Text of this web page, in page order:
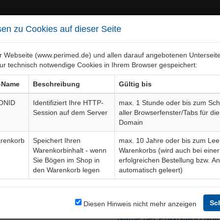
Bogen-Gesamtübersicht
zu Cookies auf dieser Seite
Webseite (www.perimed.de) und allen darauf angebotenen
technisch notwendige Cookies in Ihrem Browser gespeichert:
Beschreibung
Gültig bis
Identifiziert Ihre HTTP-
Session auf dem Server
max. 1 Stunde oder bis zum
aller Browserfenster/Tabs für die
Domain
Speichert Ihren
Warenkorbinhalt - wenn
Sie Bögen im Shop in
den Warenkorb legen
max. 10 Jahre oder bis zum
Warenkorbs (wird auch bei einer
erfolgreichen Bestellung bzw.
automatisch geleert)
Diesen Hinweis nicht mehr anzeigen
an perimed Fachbuch Verlag Dr.
Nachricht. Hinterlassen Sie uns Ihre Telefonnummer, wenn Sie
Anliegen im Nachrichtentext.
eine gezielte Bogen-Anfrage.